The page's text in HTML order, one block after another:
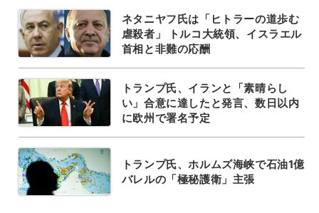
ネタニヤフ氏は「ヒトラーの道歩む
虐殺者」 トルコ大統領、イスラエル
首相と非難の応酬
トランプ氏、イランと「素晴らし
い」合意に達したと発言、数日以内
に欧州で署名予定
トランプ氏、ホルムズ海峡で石油1億
バレルの「極秘護衛」主張